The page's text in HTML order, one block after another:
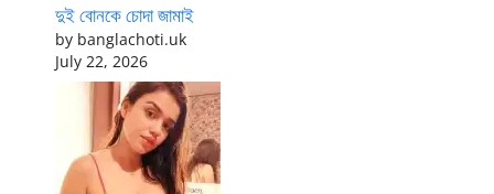
দুই বোনকে চোদা জামাই
by banglachoti.uk
July 22, 2026